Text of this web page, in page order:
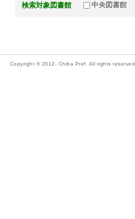
検索対象図書館 中央図書館
Copyright © 2012- Chiba Pref. All rights reserved.